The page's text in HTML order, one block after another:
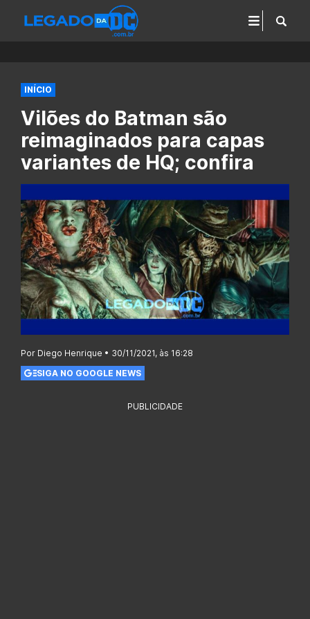
INÍCIO
Vilões do Batman são
reimaginados para capas
variantes de HQ; confira
Por Diego Henrique • 30/11/2021, às 16:28
SIGA NO GOOGLE NEWS
PUBLICIDADE